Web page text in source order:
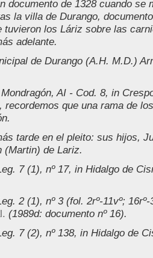
documento de 1328 cuando se
la villa de Durango,
tuvieron los Láriz sobre las
adelante.
de Durango (A.H. M.D.)
AI - Cod. 8, in
recordemos que una rama de
tarde en el pleito: sus hijos,
(Martin) de Lariz.
7 (1), nº 17, in Hidalgo de
2 (1), nº 3 (fol. 2rº-11vº; 16rº-
(1989d: documento nº 16).
7 (2), nº 138, in Hidalgo de